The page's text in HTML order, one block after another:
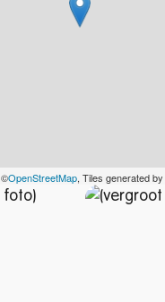
©OpenStreetMap, Tiles generated by